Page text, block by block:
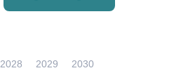
2028 2029 2030